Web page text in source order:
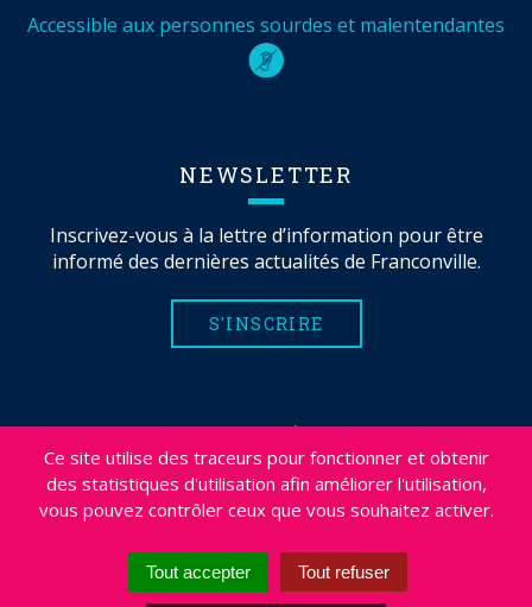
Ce site utilise des traceurs pour fonctionner et obtenir
des statistiques d'utilisation afin améliorer l'utilisation,
vous pouvez contrôler ceux que vous souhaitez activer.
Tout accepter Tout refuser
Accessible aux personnes sourdes et malentendantes
NEWSLETTER
Inscrivez-vous à la lettre d’information pour être
informé des dernières actualités de Franconville.
S'INSCRIRE
MENTIONS LÉGALES
PLAN DU SITE
CRÉDITS
PROJETS
DÉSABONNEMENT NEWSLETTER
ACCESSIBILITÉ : NON CONFORME